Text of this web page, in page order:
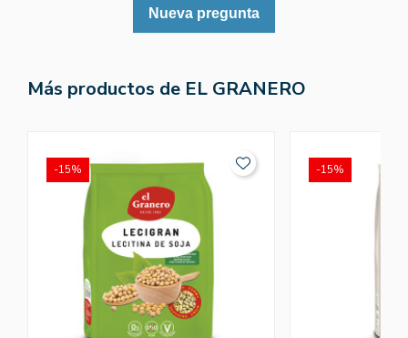
Nueva pregunta
Más productos de EL GRANERO
-15% -15%